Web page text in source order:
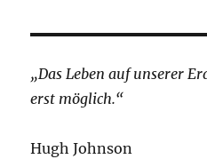
„Das Leben auf unserer
erst möglich.“
Hugh Johnson